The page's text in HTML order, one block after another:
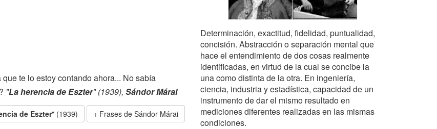
te lo estoy contando ahora... No sabía
"La herencia de Eszter" (1939), Sándor Márai
de Eszter" (1939) Frases de Sándor Márai
Determinación, exactitud, fidelidad, puntualidad,
concisión. Abstracción o separación mental que
hace el entendimiento de dos cosas realmente
identificadas, en virtud de la cual se concibe la
una como distinta de la otra. En ingeniería,
ciencia, industria y estadística, capacidad de un
instrumento de dar el mismo resultado en
mediciones diferentes realizadas en las mismas
condiciones.